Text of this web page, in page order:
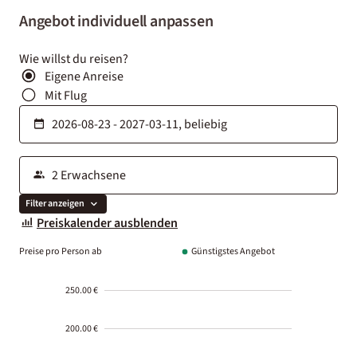
Angebot individuell anpassen
Wie willst du reisen?
Eigene Anreise
Mit Flug
Filter anzeigen
Preiskalender ausblenden
Preise pro Person ab Günstigstes Angebot
250.00 €
200.00 €